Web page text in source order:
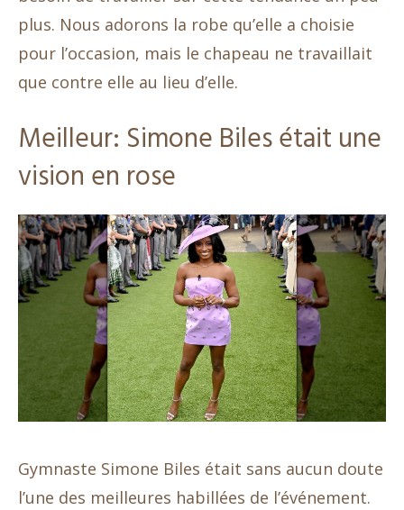
plus. Nous adorons la robe qu’elle a choisie
pour l’occasion, mais le chapeau ne travaillait
que contre elle au lieu d’elle.
Meilleur: Simone Biles était une
vision en rose
Gymnaste Simone Biles était sans aucun doute
l’une des meilleures habillées de l’événement.